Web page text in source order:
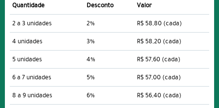
Quantidade Desconto
Valor
2 a 3 unidades
2% R$ 58,80 (cada)
4 unidades
3% R$ 58,20 (cada)
5 unidades
4% R$ 57,60 (cada)
6 a 7 unidades
5% R$ 57,00 (cada)
8 a 9 unidades
6% R$ 56,40 (cada)